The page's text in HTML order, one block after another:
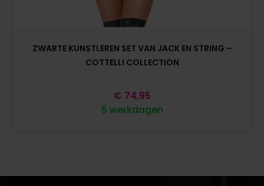
ZWARTE KUNSTLEREN SET VAN JACK EN STRING –
COTTELLI COLLECTION
5 werkdagen
€ 74,95